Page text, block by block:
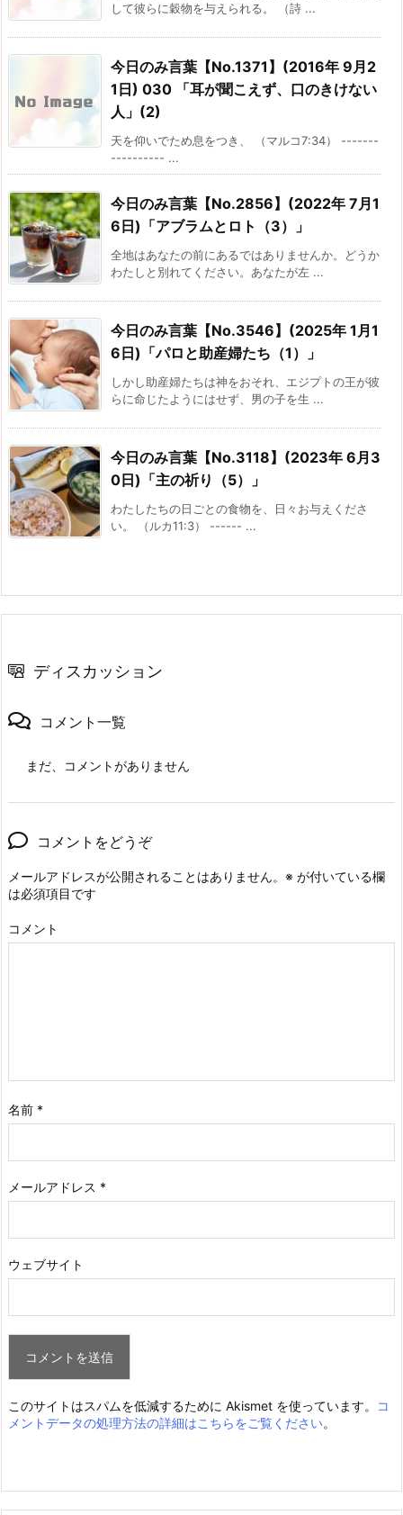
して彼らに穀物を与えられる。 （詩 ...
今日のみ言葉【No.1371】(2016年 9月2
1日) 030 「耳が聞こえず、口のきけない
人」(2)
天を仰いでため息をつき、 （マルコ7:34） -------
---------- ...
今日のみ言葉【No.2856】(2022年 7月1
6日)「アブラムとロト（3）」
全地はあなたの前にあるではありませんか。どうか
わたしと別れてください。あなたが左 ...
今日のみ言葉【No.3546】(2025年 1月1
6日)「パロと助産婦たち（1）」
しかし助産婦たちは神をおそれ、エジプトの王が彼
らに命じたようにはせず、男の子を生 ...
今日のみ言葉【No.3118】(2023年 6月3
0日)「主の祈り（5）」
わたしたちの日ごとの食物を、日々お与えくださ
い。 （ルカ11:3） ------ ...
ディスカッション
コメント一覧
まだ、コメントがありません
コメントをどうぞ
メールアドレスが公開されることはありません。 ※ が付いている欄
は必須項目です
コメント
名前 *
メールアドレス *
ウェブサイト
このサイトはスパムを低減するために Akismet を使っています。
コ
メントデータの処理方法の詳細はこちらをご覧ください。